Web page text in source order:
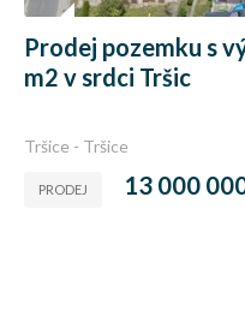
Prodej pozemku s
m2 v srdci Tršic
Tršice - Tršice
PRODEJ 13 000